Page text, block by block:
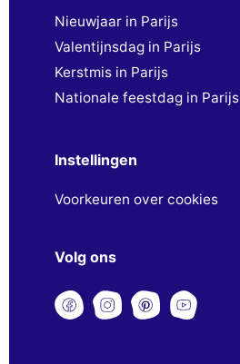
Nieuwjaar in Parijs
Valentijnsdag in Parijs
Kerstmis in Parijs
Nationale feestdag in Parijs
Instellingen
Voorkeuren over cookies
Volg ons